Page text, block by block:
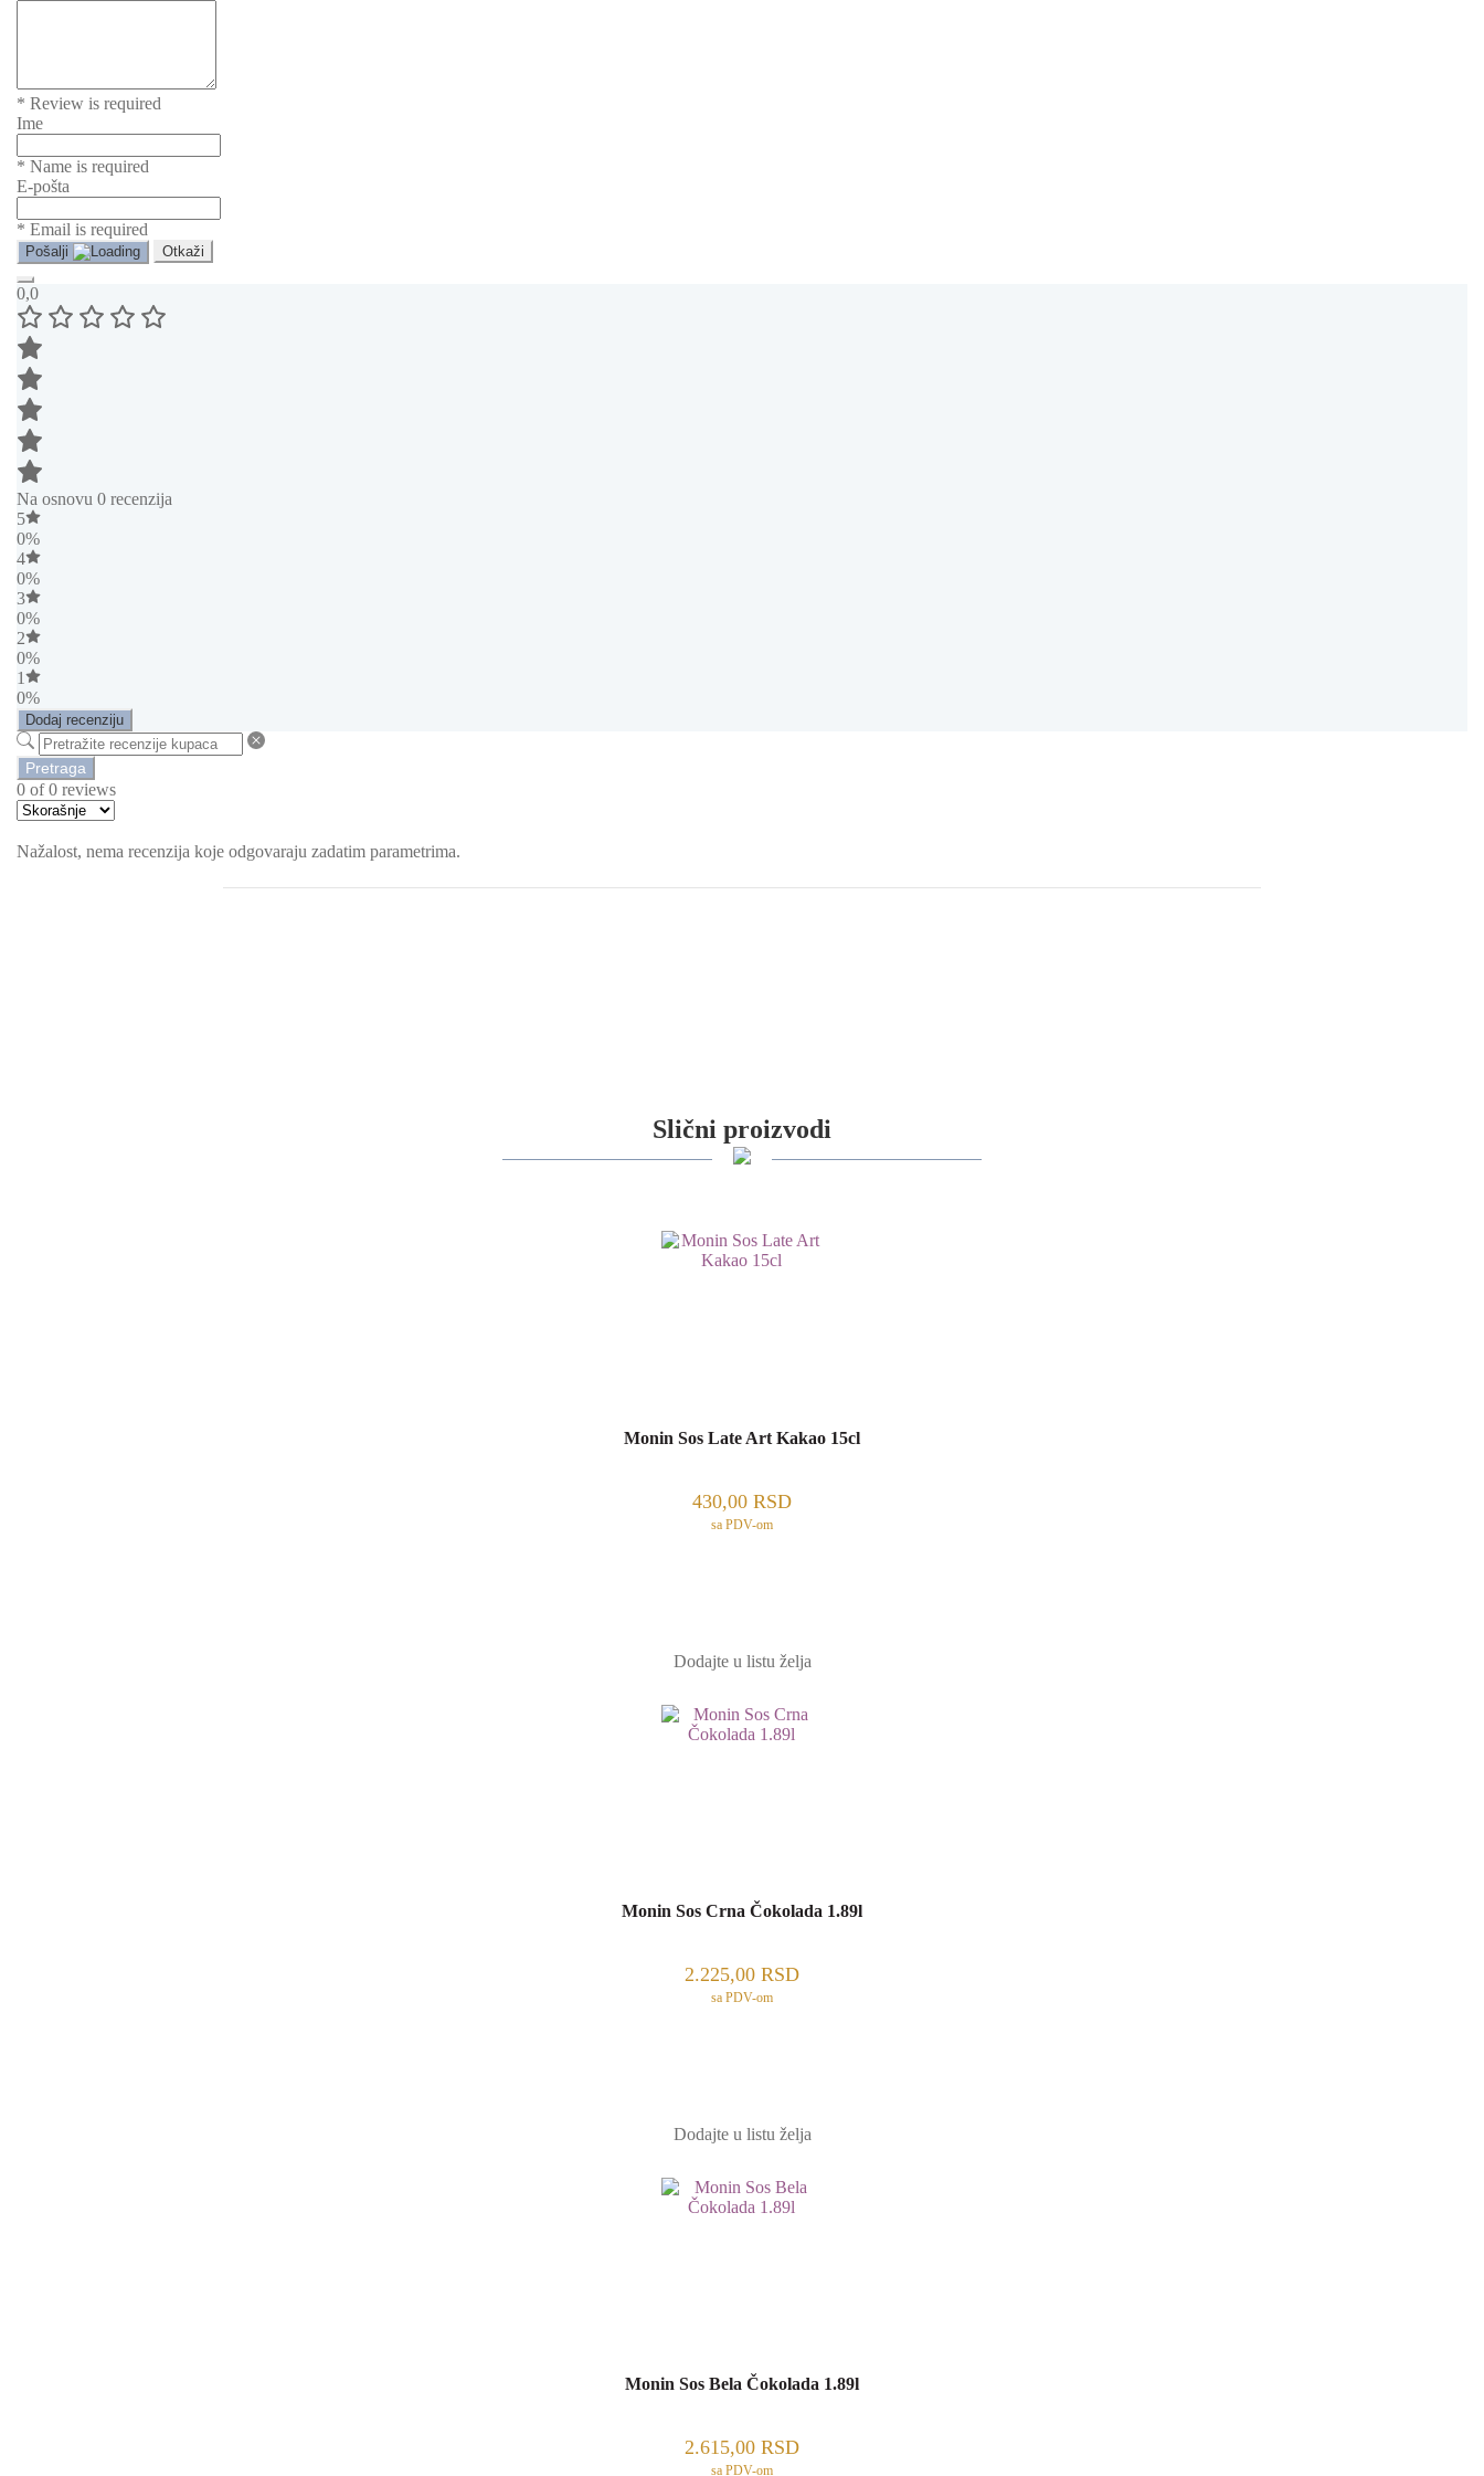
* Review is required
Ime
* Name is required
E-pošta
* Email is required
Pošalji Otkaži
0,0
Na osnovu 0 recenzija
5
0%
4
0%
3
0%
2
0%
1
0%
Dodaj recenziju
Pretraga
0 of 0 reviews
Nažalost, nema recenzija koje odgovaraju zadatim parametrima.
Slični proizvodi
Monin Sos Late Art Kakao 15cl
430,00 RSD
sa PDV-om
Dodajte u listu želja
Monin Sos Crna Čokolada 1.89l
2.225,00 RSD
sa PDV-om
Dodajte u listu želja
Monin Sos Bela Čokolada 1.89l
2.615,00 RSD
sa PDV-om